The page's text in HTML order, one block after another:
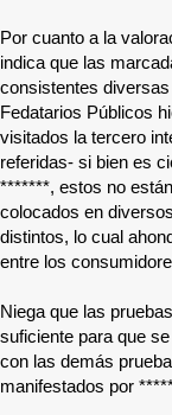
Por cuanto a la
indica que las
consistentes
Fedatarios Públicos
visitados la tercero
referidas- si bien es
*******, estos no
colocados en
distintos, lo cual
entre los
Niega que las
suficiente para que
con las demás
manifestados por